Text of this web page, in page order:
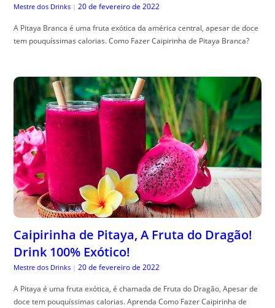
Mestre dos Drinks | 20 de fevereiro de 2022
A Pitaya Branca é uma fruta exótica da américa central, apesar de doce
tem pouquíssimas calorias. Como Fazer Caipirinha de Pitaya Branca?
Caipirinha de Pitaya, A Fruta do Dragão!
Drink 100% Exótico!
Mestre dos Drinks | 20 de fevereiro de 2022
A Pitaya é uma fruta exótica, é chamada de Fruta do Dragão, Apesar de
doce tem pouquíssimas calorias. Aprenda Como Fazer Caipirinha de